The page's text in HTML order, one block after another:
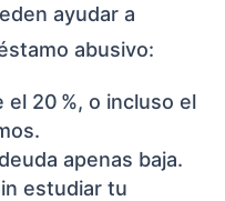
ayudar a
abusivo:
el 20 %, o incluso el
apenas baja.
estudiar tu